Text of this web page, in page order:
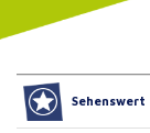
Sehenswert